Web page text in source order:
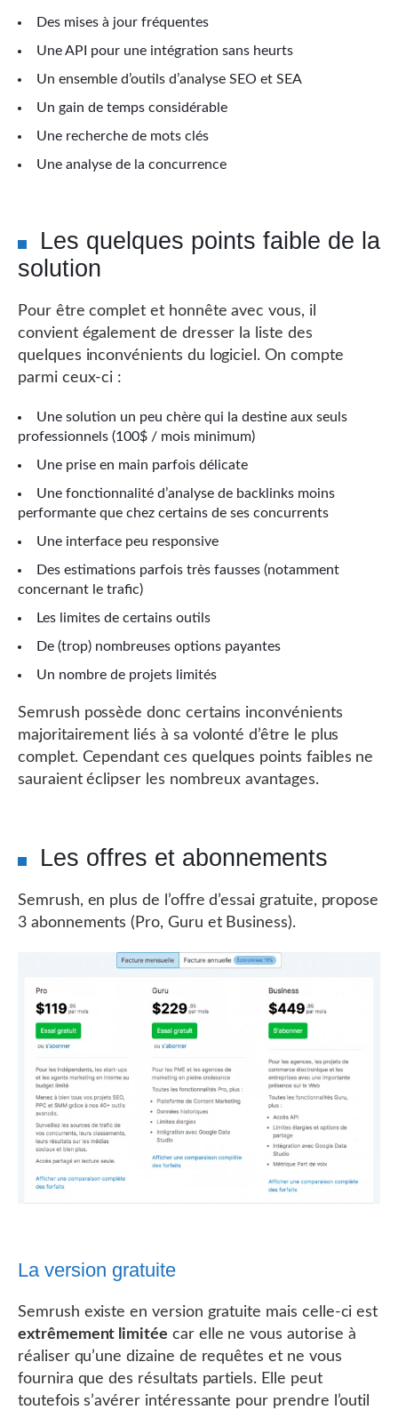
Des mises à jour fréquentes
Une API pour une intégration sans heurts
Un ensemble d’outils d’analyse SEO et SEA
Un gain de temps considérable
Une recherche de mots clés
Une analyse de la concurrence
Les quelques points faible de la
solution
Pour être complet et honnête avec vous, il
convient également de dresser la liste des
quelques inconvénients du logiciel. On compte
parmi ceux-ci :
Une solution un peu chère qui la destine aux seuls
professionnels (100$ / mois minimum)
Une prise en main parfois délicate
Une fonctionnalité d’analyse de backlinks moins
performante que chez certains de ses concurrents
Une interface peu responsive
Des estimations parfois très fausses (notamment
concernant le trafic)
Les limites de certains outils
De (trop) nombreuses options payantes
Un nombre de projets limités
Semrush possède donc certains inconvénients
majoritairement liés à sa volonté d’être le plus
complet. Cependant ces quelques points faibles ne
sauraient éclipser les nombreux avantages.
Les offres et abonnements
Semrush, en plus de l’offre d’essai gratuite, propose
3 abonnements (Pro, Guru et Business).
La version gratuite
Semrush existe en version gratuite mais celle-ci est
extrêmement limitée car elle ne vous autorise à
réaliser qu’une dizaine de requêtes et ne vous
fournira que des résultats partiels. Elle peut
toutefois s’avérer intéressante pour prendre l’outil